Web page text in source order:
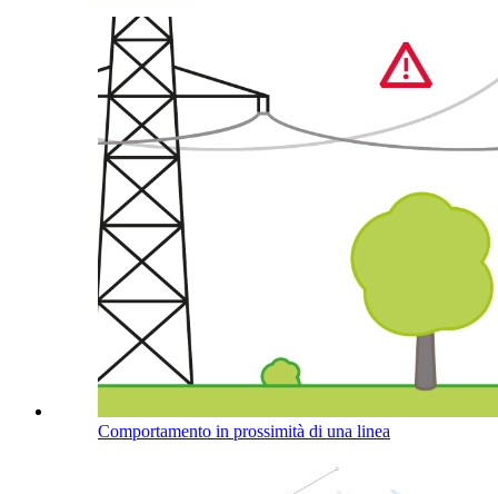
Comportamento in prossimità di una linea